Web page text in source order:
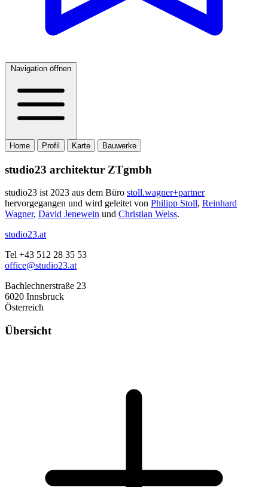
Navigation öffnen
Home Profil Karte Bauwerke
studio23 architektur ZTgmbh
studio23 ist 2023 aus dem Büro stoll.wagner+partner
hervorgegangen und wird geleitet von Philipp Stoll, Reinhard
Wagner, David Jenewein und Christian Weiss.
studio23.at
Tel +43 512 28 35 53
office@studio23.at
Bachlechnerstraße 23
6020 Innsbruck
Österreich
Übersicht